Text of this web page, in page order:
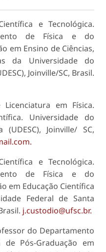
e Tecnológica.
de Física e do
em Ensino de Ciências,
da Universidade do
Joinville/SC, Brasil.
em Física.
Universidade do
Joinville/ SC,
e Tecnológica.
de Física e do
em Educação Científica
Federal de Santa
j.custodio@ufsc.br.
do Departamento
Pós-Graduação em